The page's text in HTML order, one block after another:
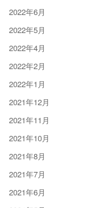
2022年6月
2022年5月
2022年4月
2022年2月
2022年1月
2021年12月
2021年11月
2021年10月
2021年8月
2021年7月
2021年6月